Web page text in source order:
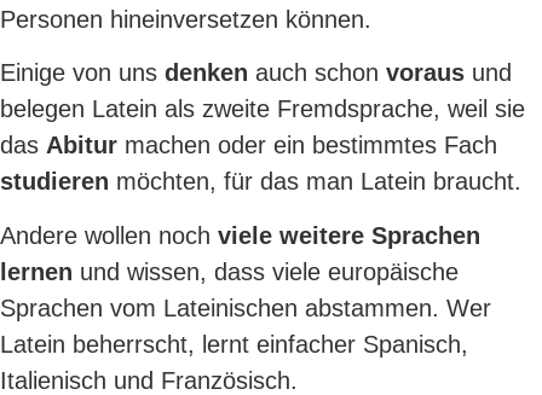
Personen hineinversetzen können.
Einige von uns denken auch schon voraus und
belegen Latein als zweite Fremdsprache, weil sie
das Abitur machen oder ein bestimmtes Fach
studieren möchten, für das man Latein braucht.
Andere wollen noch viele weitere Sprachen
lernen und wissen, dass viele europäische
Sprachen vom Lateinischen abstammen. Wer
Latein beherrscht, lernt einfacher Spanisch,
Italienisch und Französisch.